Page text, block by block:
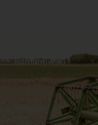
Romanowski
Sklep internetowy